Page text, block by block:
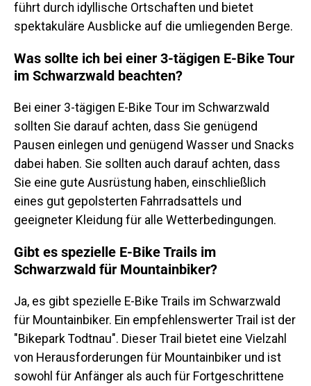
führt durch idyllische Ortschaften und bietet
spektakuläre Ausblicke auf die umliegenden Berge.
Was sollte ich bei einer 3-tägigen E-Bike Tour
im Schwarzwald beachten?
Bei einer 3-tägigen E-Bike Tour im Schwarzwald
sollten Sie darauf achten, dass Sie genügend
Pausen einlegen und genügend Wasser und Snacks
dabei haben. Sie sollten auch darauf achten, dass
Sie eine gute Ausrüstung haben, einschließlich
eines gut gepolsterten Fahrradsattels und
geeigneter Kleidung für alle Wetterbedingungen.
Gibt es spezielle E-Bike Trails im
Schwarzwald für Mountainbiker?
Ja, es gibt spezielle E-Bike Trails im Schwarzwald
für Mountainbiker. Ein empfehlenswerter Trail ist der
"Bikepark Todtnau". Dieser Trail bietet eine Vielzahl
von Herausforderungen für Mountainbiker und ist
sowohl für Anfänger als auch für Fortgeschrittene